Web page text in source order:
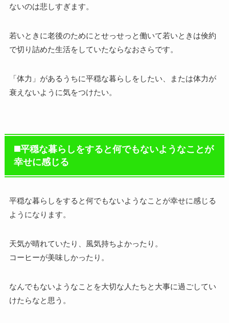
ないのは悲しすぎます。
若いときに老後のためにとせっせっと働いて若いときは倹約
で切り詰めた生活をしていたならなおさらです。
「体力」があるうちに平穏な暮らしをしたい、または体力が
衰えないように気をつけたい。
◼️平穏な暮らしをすると何でもないようなことが
幸せに感じる
平穏な暮らしをすると何でもないようなことが幸せに感じる
ようになります。
天気が晴れていたり、風気持ちよかったり。
コーヒーが美味しかったり。
なんでもないようなことを大切な人たちと大事に過ごしてい
けたらなと思う。